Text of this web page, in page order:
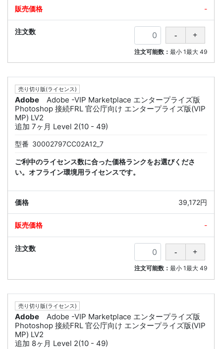
-
注文可能数： 最小 1最大 49
売り切り版(ライセンス)
Adobe
Adobe -VIP Marketplace エンタープライズ版
Photoshop 接続FRL 官公庁向け エンタープライズ版(VIP
MP) LV2
追加 7ヶ月 Level 2(10 - 49)
型番 30002797CC02A12_7
ご利中のライセンス数に合った価格ランクをお選びくださ
い。オフライン環境用ライセンスです。
39,172円
-
注文可能数： 最小 1最大 49
売り切り版(ライセンス)
Adobe
Adobe -VIP Marketplace エンタープライズ版
Photoshop 接続FRL 官公庁向け エンタープライズ版(VIP
MP) LV2
追加 8ヶ月 Level 2(10 - 49)